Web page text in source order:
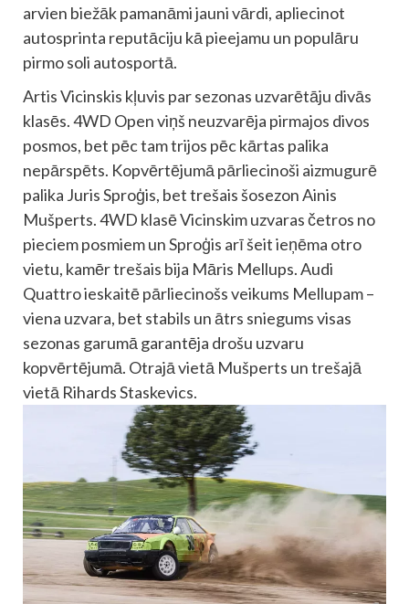
arvien biežāk pamanāmi jauni vārdi, apliecinot
autosprinta reputāciju kā pieejamu un populāru
pirmo soli autosportā.
Artis Vicinskis kļuvis par sezonas uzvarētāju divās
klasēs. 4WD Open viņš neuzvarēja pirmajos divos
posmos, bet pēc tam trijos pēc kārtas palika
nepārspēts. Kopvērtējumā pārliecinoši aizmugurē
palika Juris Sproģis, bet trešais šosezon Ainis
Mušperts. 4WD klasē Vicinskim uzvaras četros no
pieciem posmiem un Sproģis arī šeit ieņēma otro
vietu, kamēr trešais bija Māris Mellups. Audi
Quattro ieskaitē pārliecinošs veikums Mellupam –
viena uzvara, bet stabils un ātrs sniegums visas
sezonas garumā garantēja drošu uzvaru
kopvērtējumā. Otrajā vietā Mušperts un trešajā
vietā Rihards Staskevics.